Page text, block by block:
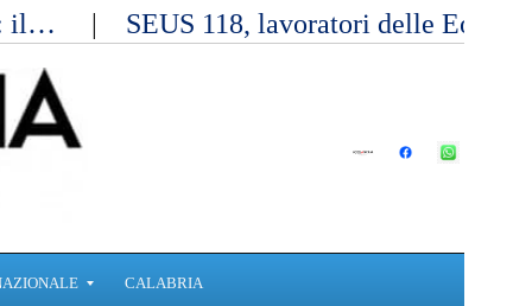
il… SEUS 118, lavoratori delle
CALABRIA